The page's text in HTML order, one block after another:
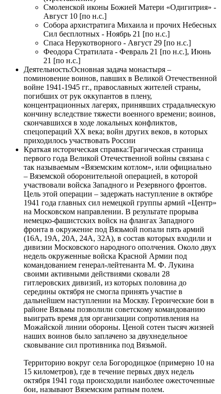
Смоленской иконы Божией Матери «Одигитрия» -
Август 10 [по н.с.]
Собора архистратига Михаила и прочих Небесных
Сил бесплотных - Ноябрь 21 [по н.с.]
Спаса Нерукотворного - Август 29 [по н.с.]
Феодора Стратилата - Февраль 21 [по н.с.], Июнь
21 [по н.с.]
Деятельность:Основная задача монастыря –
поминовение воинов, павших в Великой Отечественной
войне 1941-1945 гг., православных жителей страны,
погибших от рук оккупантов в плену,
концентрационных лагерях, принявших страдальческую
кончину вследствие тяжести военного времени; воинов,
скончавшихся в ходе локальных конфликтов,
спецопераций ХХ века; войн других веков, в которых
приходилось участвовать России
Краткая историческая справка:Трагическая страница
первого года Великой Отечественной войны связана с
так называемым «Вяземским котлом», или официально
– Вяземской оборонительной операцией, в которой
участвовали войска Западного и Резервного фронтов.
Цель этой операции – задержать наступление в октябре
1941 года главных сил немецкой группы армий «Центр»
на Московском направлении. В результате прорыва
немецко-фашистских войск на флангах Западного
фронта в окружение под Вязьмой попали пять армий
(16А, 19А, 20А, 24А, 32А), в состав которых входили и
дивизии Московского народного ополчения. Около двух
недель окруженные войска Красной Армии под
командованием генерал-лейтенанта М. Ф. Лукина
своими активными действиями сковали 28
гитлеровских дивизий, из которых половина до
середины октября не смогла принять участие в
дальнейшем наступлении на Москву. Героические бои в
районе Вязьмы позволили советскому командованию
выиграть время для организации сопротивления на
Можайской линии обороны. Ценой сотен тысяч жизней
наших воинов было заплачено за двухнедельное
сковывание сил противника под Вязьмой.
Территорию вокруг села Богородицкое (примерно 10 на
15 километров), где в течение первых двух недель
октября 1941 года происходили наиболее ожесточенные
бои, называют Вяземским ратным полем.